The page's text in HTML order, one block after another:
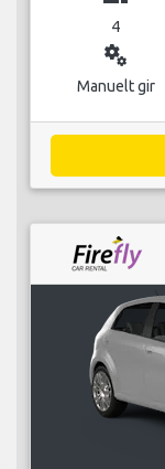
4
miscellaneous_services
Manuelt gir